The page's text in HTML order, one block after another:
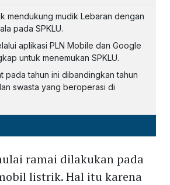
mendukung mudik Lebaran dengan
pada SPKLU.
aplikasi PLN Mobile dan Google
untuk menemukan SPKLU.
pada tahun ini dibandingkan tahun
swasta yang beroperasi di
ramai dilakukan pada
listrik. Hal itu karena